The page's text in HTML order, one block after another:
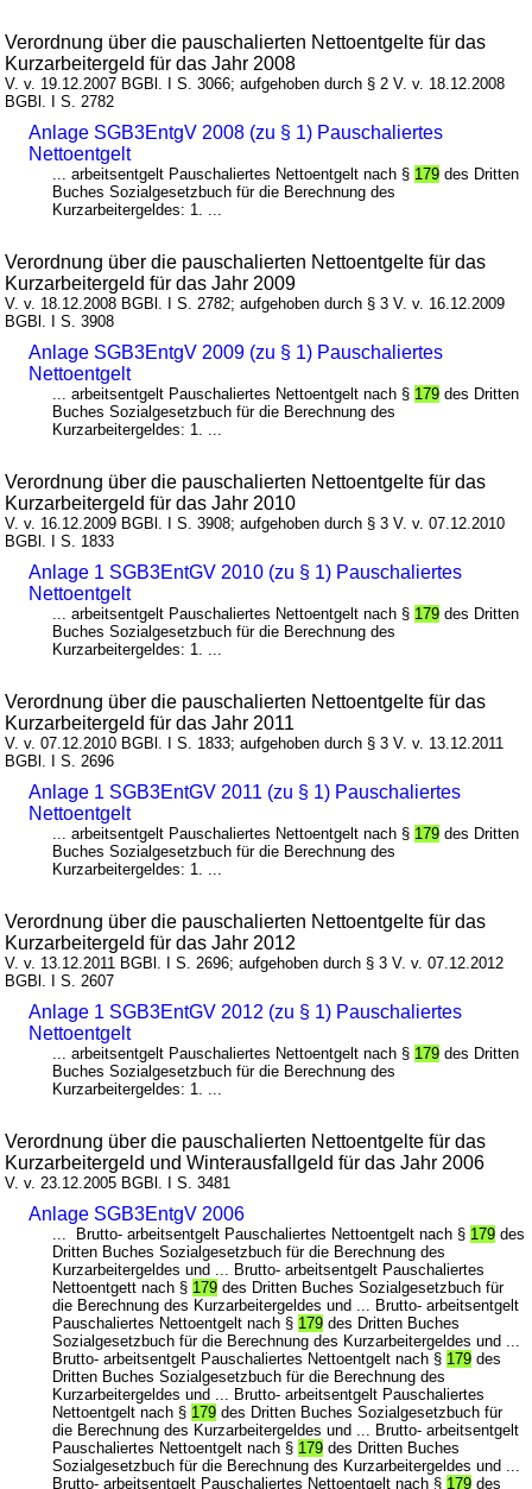
Verordnung über die pauschalierten Nettoentgelte für das
Kurzarbeitergeld für das Jahr 2008
V. v. 19.12.2007 BGBl. I S. 3066; aufgehoben durch § 2 V. v. 18.12.2008
BGBl. I S. 2782
Anlage SGB3EntgV 2008 (zu § 1) Pauschaliertes
Nettoentgelt
... arbeitsentgelt Pauschaliertes Nettoentgelt nach § 179 des Dritten
Buches Sozialgesetzbuch für die Berechnung des
Kurzarbeitergeldes: 1. ...
Verordnung über die pauschalierten Nettoentgelte für das
Kurzarbeitergeld für das Jahr 2009
V. v. 18.12.2008 BGBl. I S. 2782; aufgehoben durch § 3 V. v. 16.12.2009
BGBl. I S. 3908
Anlage SGB3EntgV 2009 (zu § 1) Pauschaliertes
Nettoentgelt
... arbeitsentgelt Pauschaliertes Nettoentgelt nach § 179 des Dritten
Buches Sozialgesetzbuch für die Berechnung des
Kurzarbeitergeldes: 1. ...
Verordnung über die pauschalierten Nettoentgelte für das
Kurzarbeitergeld für das Jahr 2010
V. v. 16.12.2009 BGBl. I S. 3908; aufgehoben durch § 3 V. v. 07.12.2010
BGBl. I S. 1833
Anlage 1 SGB3EntGV 2010 (zu § 1) Pauschaliertes
Nettoentgelt
... arbeitsentgelt Pauschaliertes Nettoentgelt nach § 179 des Dritten
Buches Sozialgesetzbuch für die Berechnung des
Kurzarbeitergeldes: 1. ...
Verordnung über die pauschalierten Nettoentgelte für das
Kurzarbeitergeld für das Jahr 2011
V. v. 07.12.2010 BGBl. I S. 1833; aufgehoben durch § 3 V. v. 13.12.2011
BGBl. I S. 2696
Anlage 1 SGB3EntGV 2011 (zu § 1) Pauschaliertes
Nettoentgelt
... arbeitsentgelt Pauschaliertes Nettoentgelt nach § 179 des Dritten
Buches Sozialgesetzbuch für die Berechnung des
Kurzarbeitergeldes: 1. ...
Verordnung über die pauschalierten Nettoentgelte für das
Kurzarbeitergeld für das Jahr 2012
V. v. 13.12.2011 BGBl. I S. 2696; aufgehoben durch § 3 V. v. 07.12.2012
BGBl. I S. 2607
Anlage 1 SGB3EntGV 2012 (zu § 1) Pauschaliertes
Nettoentgelt
... arbeitsentgelt Pauschaliertes Nettoentgelt nach § 179 des Dritten
Buches Sozialgesetzbuch für die Berechnung des
Kurzarbeitergeldes: 1. ...
Verordnung über die pauschalierten Nettoentgelte für das
Kurzarbeitergeld und Winterausfallgeld für das Jahr 2006
V. v. 23.12.2005 BGBl. I S. 3481
Anlage SGB3EntgV 2006
... Brutto- arbeitsentgelt Pauschaliertes Nettoentgelt nach § 179 des
Dritten Buches Sozialgesetzbuch für die Berechnung des
Kurzarbeitergeldes und ... Brutto- arbeitsentgelt Pauschaliertes
Nettoentgett nach § 179 des Dritten Buches Sozialgesetzbuch für
die Berechnung des Kurzarbeitergeldes und ... Brutto- arbeitsentgelt
Pauschaliertes Nettoentgelt nach § 179 des Dritten Buches
Sozialgesetzbuch für die Berechnung des Kurzarbeitergeldes und ...
Brutto- arbeitsentgelt Pauschaliertes Nettoentgelt nach § 179 des
Dritten Buches Sozialgesetzbuch für die Berechnung des
Kurzarbeitergeldes und ... Brutto- arbeitsentgelt Pauschaliertes
Nettoentgelt nach § 179 des Dritten Buches Sozialgesetzbuch für
die Berechnung des Kurzarbeitergeldes und ... Brutto- arbeitsentgelt
Pauschaliertes Nettoentgelt nach § 179 des Dritten Buches
Sozialgesetzbuch für die Berechnung des Kurzarbeitergeldes und ...
Brutto- arbeitsentgelt Pauschaliertes Nettoentgelt nach § 179 des